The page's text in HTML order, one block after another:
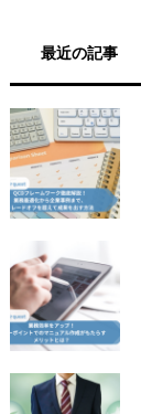
最近の記事